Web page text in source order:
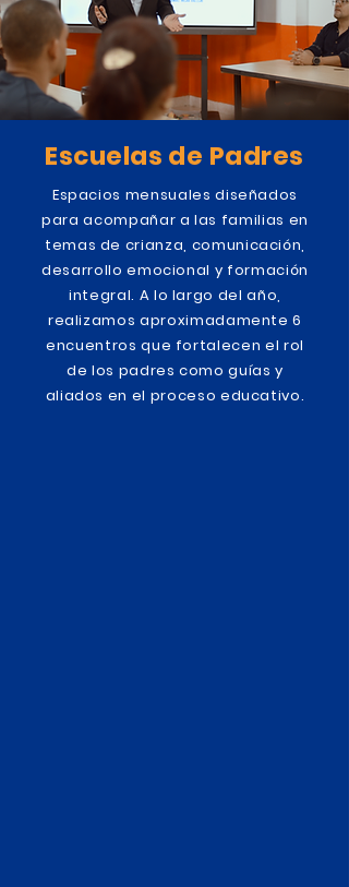
Escuelas de Padres
Espacios mensuales diseñados
para acompañar a las familias en
temas de crianza, comunicación,
desarrollo emocional y formación
integral. A lo largo del año,
realizamos aproximadamente 6
encuentros que fortalecen el rol
de los padres como guías y
aliados en el proceso educativo.